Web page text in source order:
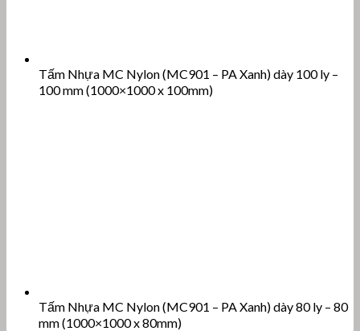
Tấm Nhựa MC Nylon (MC901 – PA Xanh) dày 100 ly –
100 mm (1000×1000 x 100mm)
Tấm Nhựa MC Nylon (MC901 – PA Xanh) dày 80 ly – 80
mm (1000×1000 x 80mm)